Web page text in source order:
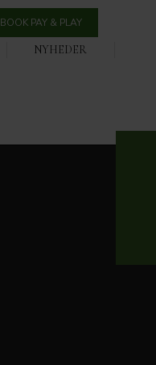
BOOK PAY & PLAY
NYHEDER